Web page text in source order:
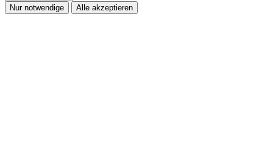
Nur notwendige Alle akzeptieren